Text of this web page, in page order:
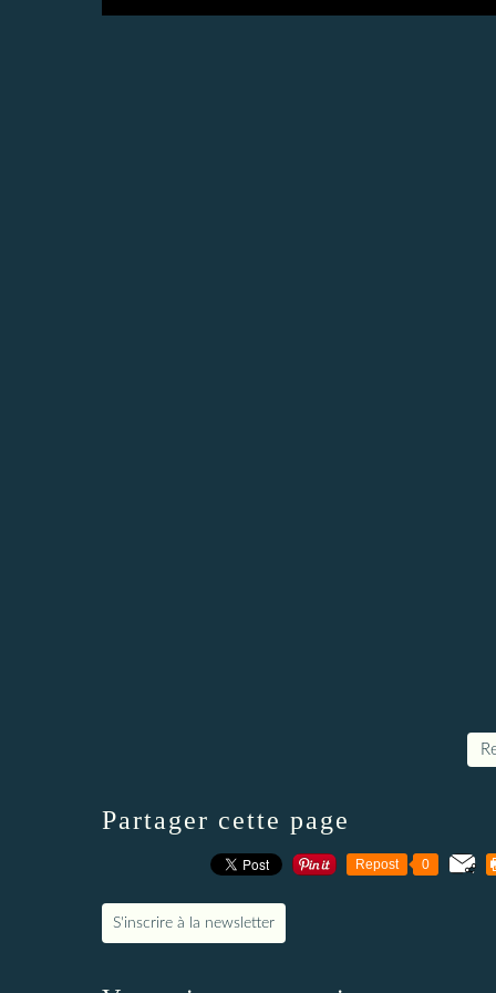
Partager cette page
Repost 0
S'inscrire à la newsletter